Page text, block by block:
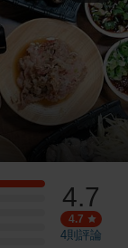
4.7
4.7
4則評論